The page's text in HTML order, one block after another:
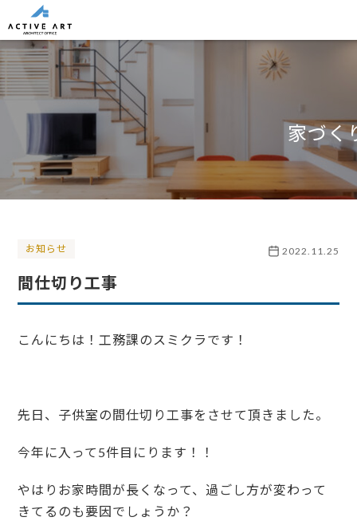
家づく
お知らせ 2022.11.25
間仕切り工事
こんにちは！工務課のスミクラです！
先日、子供室の間仕切り工事をさせて頂きました。
今年に入って5件目にります！！
やはりお家時間が長くなって、過ごし方が変わって
きてるのも要因でしょうか？